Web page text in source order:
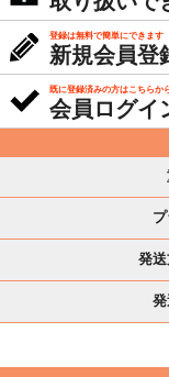
登録は無料で簡単にできます
新規会員登
既に登録済みの方はこちらか
会員ログイ
発